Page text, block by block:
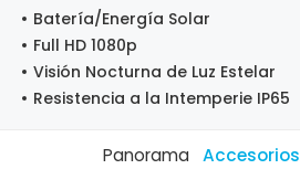
Batería/Energía Solar
Full HD 1080p
Visión Nocturna de Luz Estelar
Resistencia a la Intemperie IP65
Panorama Accesorios